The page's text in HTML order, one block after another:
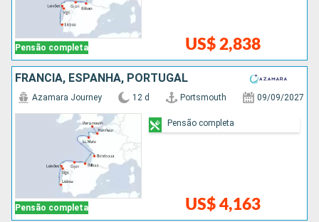
Pensão completa US$ 2,838
FRANCIA, ESPANHA, PORTUGAL
Pensão completa
Azamara Journey 12 d Portsmouth 09/09/2027
US$ 4,163
Pensão completa